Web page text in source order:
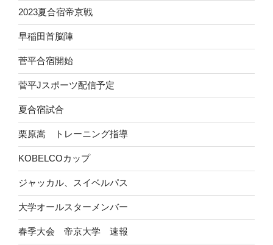
2023夏合宿帝京戦
早稲田首脳陣
菅平合宿開始
菅平Jスポーツ配信予定
夏合宿試合
栗原嵩 トレーニング指導
KOBELCOカップ
ジャッカル、スイベルパス
大学オールスターメンバー
春季大会 帝京大学 速報